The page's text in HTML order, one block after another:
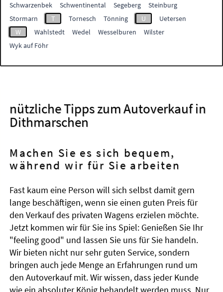
Schwarzenbek
Schwentinental Segeberg
Steinburg
Stormarn
T Tornesch Tönning U
Uetersen
W
Wahlstedt Wedel Wesselburen
Wilster
Wyk auf Föhr
nützliche Tipps zum Autoverkauf in
Dithmarschen
Machen Sie es sich bequem,
während wir für Sie arbeiten
Fast kaum eine Person will sich selbst damit gern
lange beschäftigen, wenn sie einen guten Preis für
den Verkauf des privaten Wagens erzielen möchte.
Jetzt kommen wir für Sie ins Spiel: Genießen Sie Ihr
"feeling good" und lassen Sie uns für Sie handeln.
Wir bieten nicht nur sehr guten Service, sondern
bringen auch jede Menge an Erfahrungen rund um
den Autoverkauf mit. Wir wissen, dass jeder Kunde
wie ein absoluter König behandelt werden muss. Nur